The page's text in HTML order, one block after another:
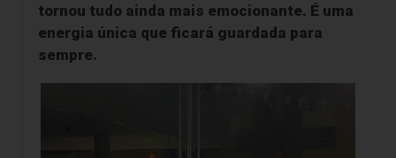
tornou tudo ainda mais emocionante. É uma
energia única que ficará guardada para
sempre.